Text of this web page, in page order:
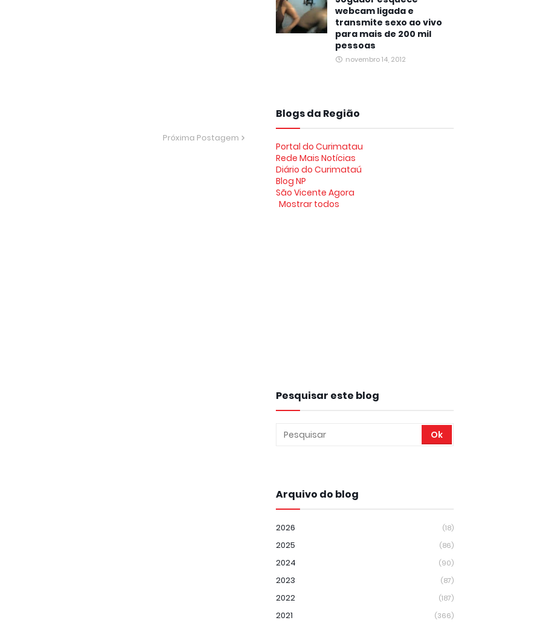
Próxima Postagem
webcam ligada e
transmite sexo ao vivo
para mais de 200 mil
pessoas
novembro 14, 2012
Blogs da Região
Portal do Curimatau
Rede Mais Notícias
Diário do Curimataú
Blog NP
São Vicente Agora
Mostrar todos
Pesquisar este blog
Arquivo do blog
2026 (18)
2025 (86)
2024 (90)
2023 (87)
2022 (187)
2021 (366)